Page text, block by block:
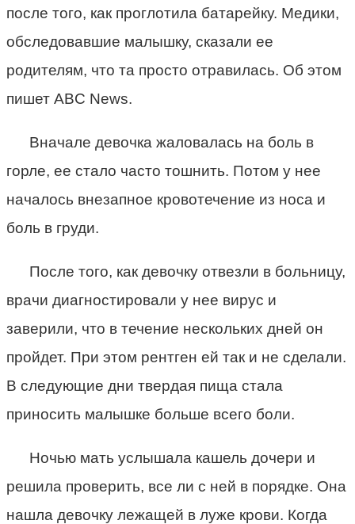
после того, как проглотила батарейку. Медики,
обследовавшие малышку, сказали ее
родителям, что та просто отравилась. Об этом
пишет ABC News.
Вначале девочка жаловалась на боль в
горле, ее стало часто тошнить. Потом у нее
началось внезапное кровотечение из носа и
боль в груди.
После того, как девочку отвезли в больницу,
врачи диагностировали у нее вирус и
заверили, что в течение нескольких дней он
пройдет. При этом рентген ей так и не сделали.
В следующие дни твердая пища стала
приносить малышке больше всего боли.
Ночью мать услышала кашель дочери и
решила проверить, все ли с ней в порядке. Она
нашла девочку лежащей в луже крови. Когда